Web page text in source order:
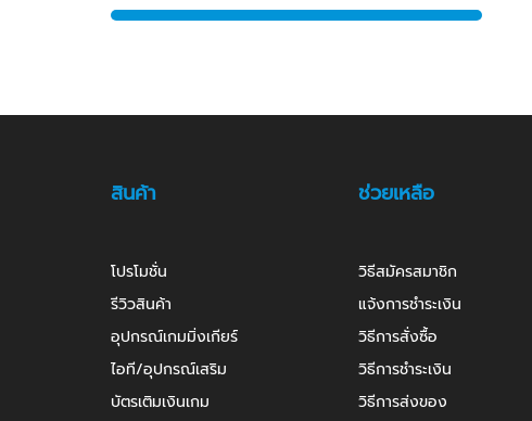
สินค้า
โปรโมชั่น
รีวิวสินค้า
อุปกรณ์เกมมิ่งเกียร์
ไอที/อุปกรณ์เสริม
บัตรเติมเงินเกม
ช่วยเหลือ
วิธีสมัครสมาชิก
แจ้งการชำระเงิน
วิธีการสั่งซื้อ
วิธีการชำระเงิน
วิธีการส่งของ